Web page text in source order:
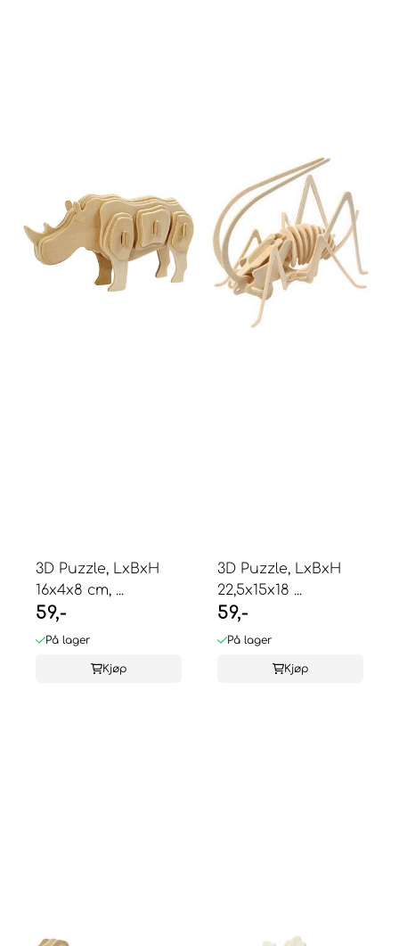
3D Puzzle, LxBxH
16x4x8 cm, ...
59,-
På lager
Kjøp
3D Puzzle, LxBxH
22,5x15x18 ...
59,-
På lager
Kjøp